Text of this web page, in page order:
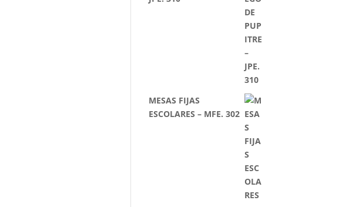
MESAS FIJAS
ESCOLARES – MFE. 302